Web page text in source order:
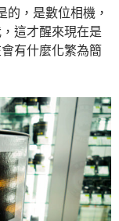
的，是數位相機，
這才醒來現在是
有什麼化繁為簡